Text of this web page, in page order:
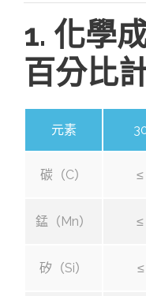
1. 化學
百分比計
元素
碳（C） ≤
錳（Mn） ≤
矽（Si）